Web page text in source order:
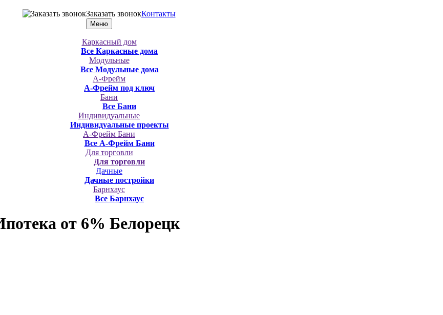
Заказать звонокКонтакты
Меню
Каркасный дом
Все Каркасные дома
Модульные
Все Модульные дома
А-Фрейм
А-Фрейм под ключ
Бани
Все Бани
Индивидуальные
Индивидуальные проекты
А-Фрейм Бани
Все А-Фрейм Бани
Для торговли
Для торговли
Дачные
Дачные постройки
Барнхаус
Все Барнхаус
от 6% Белорецк